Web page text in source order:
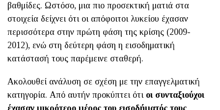
βαθμίδες. Ωστόσο, μια πιο προσεκτική ματιά στα
στοιχεία δείχνει ότι οι απόφοιτοι λυκείου έχασαν
περισσότερα στην πρώτη φάση της κρίσης (2009-
2012), ενώ στη δεύτερη φάση η εισοδηματική
κατάστασή τους παρέμεινε σταθερή.
Ακολουθεί ανάλυση σε σχέση με την επαγγελματική
κατηγορία. Από αυτήν προκύπτει ότι οι συνταξιούχοι